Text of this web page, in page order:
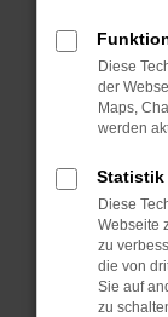
Laden
Prüfe
Manche
können
anderen
Fenster?
Diese
der
Maps,
werden
Statistik
Diese
Webseite
zu
die von
Sie auf
zu